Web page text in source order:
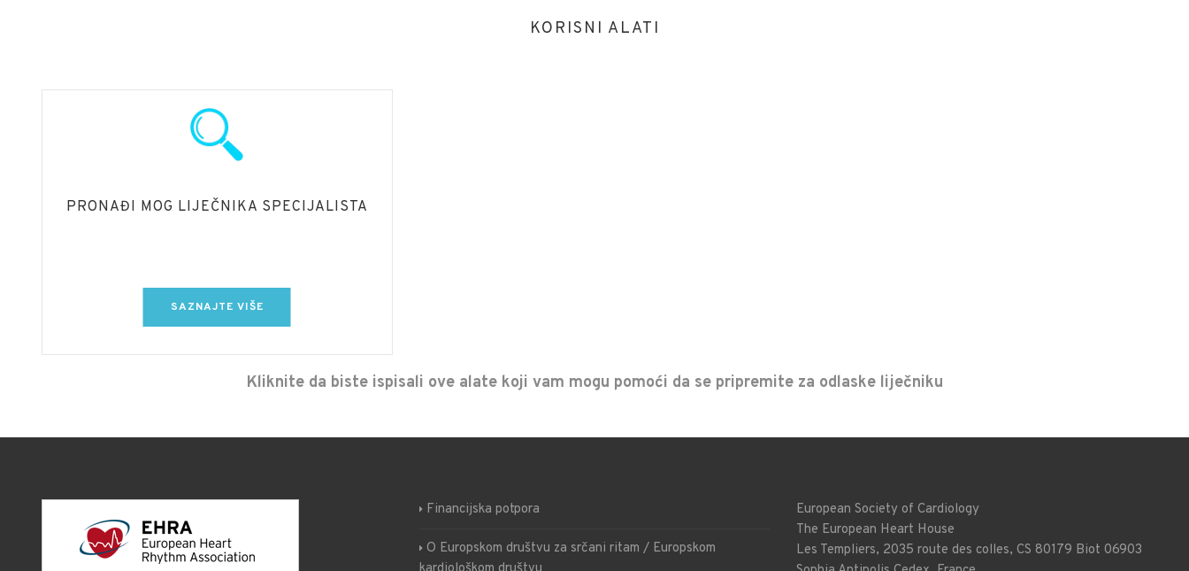
KORISNI ALATI
PRONAĐI MOG LIJEČNIKA SPECIJALISTA
SAZNAJTE VIŠE
Kliknite da biste ispisali ove alate koji vam mogu pomoći da se pripremite za odlaske liječniku
Financijska potpora
O Europskom društvu za srčani ritam / Europskom
European Society of Cardiology
The European Heart House
Les Templiers, 2035 route des colles, CS 80179 Biot 06903